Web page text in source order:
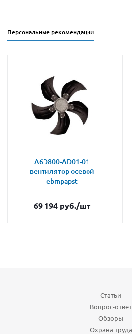
Персональные рекомендации
A6D800-AD01-01
вентилятор осевой
ebmpapst
69 194руб./шт
Статьи
Вопрос-ответ
Обзоры
Охрана труда